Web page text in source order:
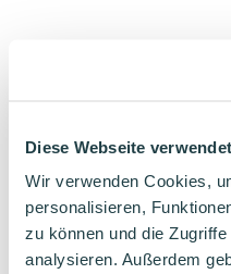
Diese Webseite
Wir verwenden Cookies,
personalisieren,
zu können und die
analysieren. Außerdem
OXFORD
Ideal zum
12,95 €